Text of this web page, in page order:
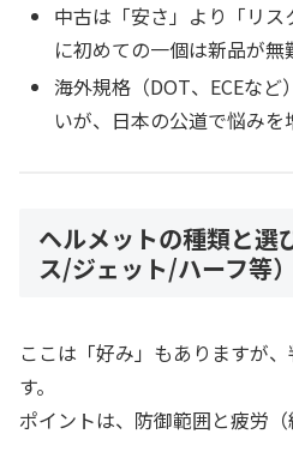
中古は「安さ」より「リ
に初めての一個は新品が無
海外規格（DOT、ECEな
いが、日本の公道で悩みを
ヘルメットの種類と選
ス/ジェット/ハーフ等）
ここは「好み」もありますが
す。
ポイントは、防御範囲と疲労（